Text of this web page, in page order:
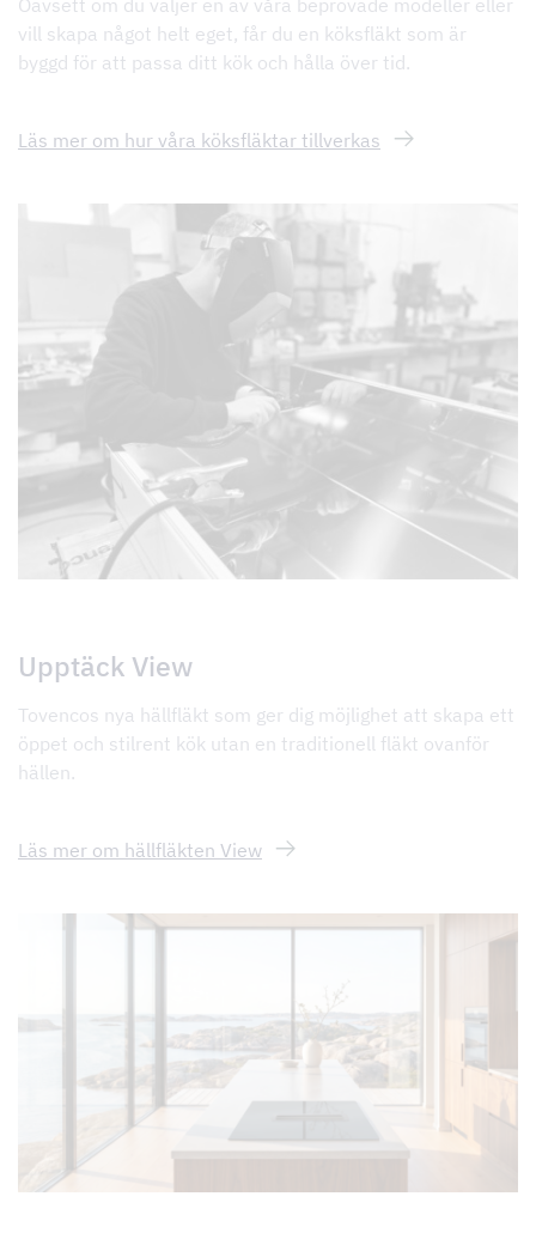
vill skapa något helt eget, får du en köksfläkt som är
byggd för att passa ditt kök och hålla över tid.
Läs mer om hur våra köksfläktar tillverkas
Upptäck View
Tovencos nya hällfläkt som ger dig möjlighet att skapa ett
öppet och stilrent kök utan en traditionell fläkt ovanför
hällen.
Läs mer om hällfläkten View